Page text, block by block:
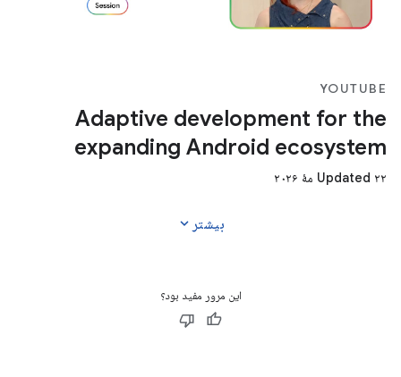
YOUTUBE
Adaptive development for the
expanding Android ecosystem
Updated ۲۲ مهٔ ۲۰۲۶
بیشتر expand_more
این مرور مفید بود؟